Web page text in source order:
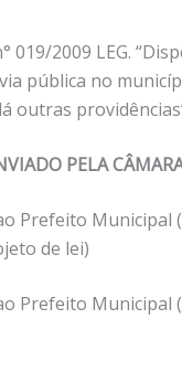
019/2009 LEG.
pública no
outras
PELA
Prefeito Municipal
de lei)
Prefeito Municipal